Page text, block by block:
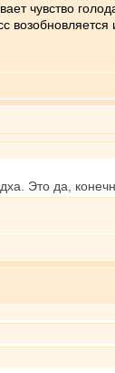
чувство
Это да,